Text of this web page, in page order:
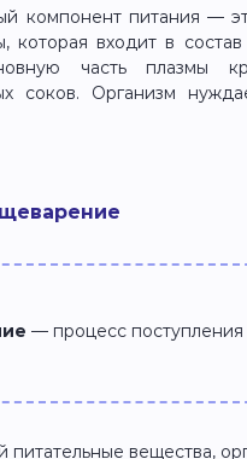
компонент питания —
которая входит в
часть плазмы
соков. Организм
— процесс поступления
питательные вещества,